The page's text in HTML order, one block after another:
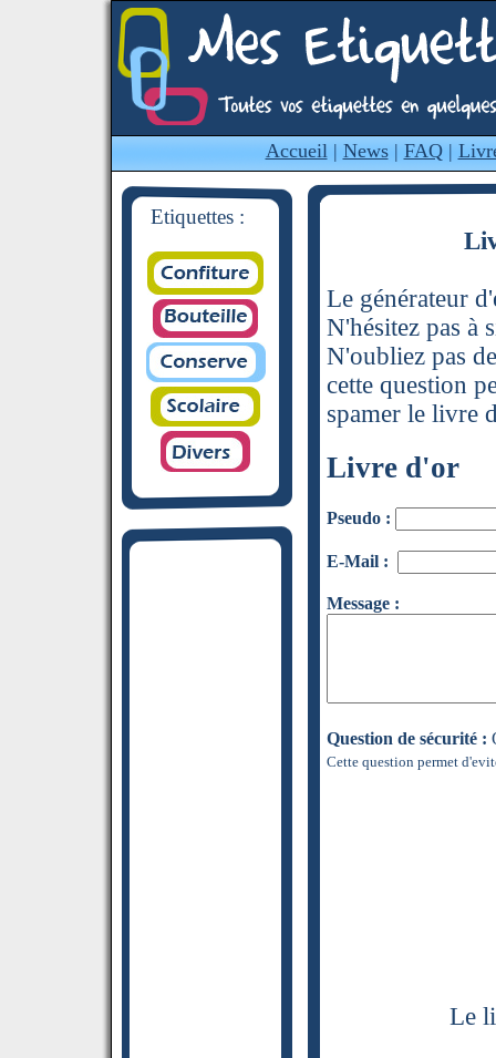
Accueil| News| FAQ|
Etiquettes :
Le générateur
N'hésitez pas à
N'oubliez pas
cette question
spamer le livre
Livre d'or
Pseudo :
E-Mail :
Message :
Question de sécurité :
Cette question permet
Le